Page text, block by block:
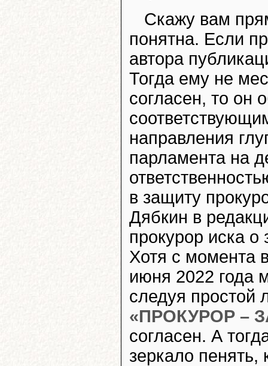
Скажу вам
понятна. Если
автора
Тогда ему не
согласен, то он
направления
парламента на
в защиту
Дябкин в
прокурор иска
Хотя с момента
июня 2022 года
следуя простой
«ПРОКУРОР –
согласен. А
зеркало пенять,